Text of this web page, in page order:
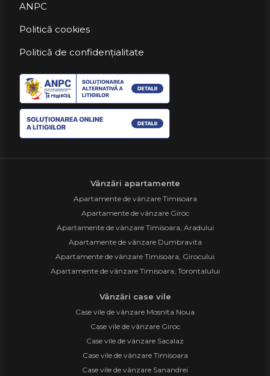
ANPC
Politică cookies
Politică de confidențialitate
Vânzări apartamente
Apartamente de vânzare Timisoara
Apartamente de vânzare Giroc
Apartamente de vânzare Timisoara, Aradului
Apartamente de vânzare Dumbravita
Apartamente de vânzare Timisoara, Girocului
Apartamente de vânzare Timisoara, Torontalului
Vânzări case vile
Case vile de vânzare Mosnita Noua
Case vile de vânzare Giroc
Case vile de vânzare Sacalaz
Case vile de vânzare Timisoara
Case vile de vânzare Sanandrei